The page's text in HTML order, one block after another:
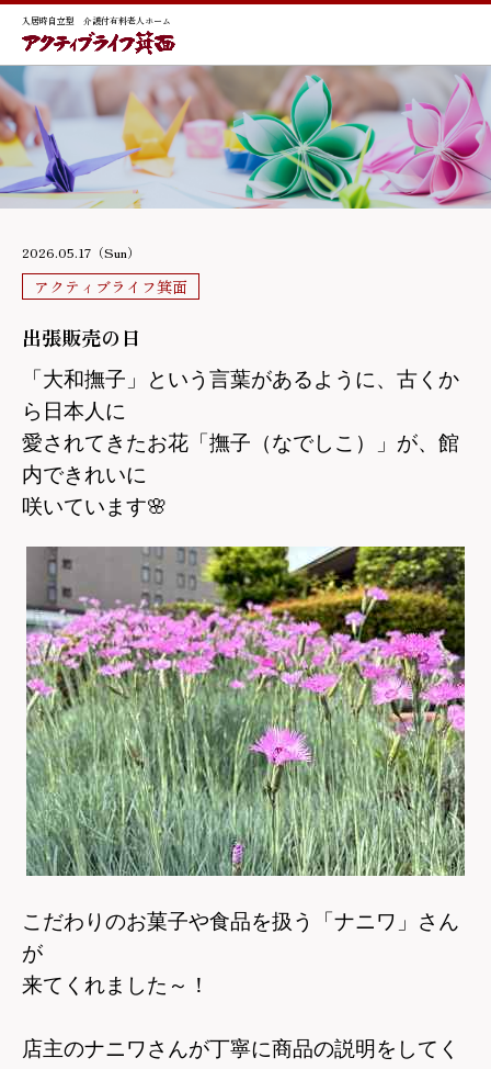
入居時自立型 介護付有料老人ホーム
2026.05.17（Sun）
アクティブライフ箕面
出張販売の日
「大和撫子」という言葉があるように、古くか
ら日本人に
愛されてきたお花「撫子（なでしこ）」が、館
内できれいに
咲いています🌸
こだわりのお菓子や食品を扱う「ナニワ」さん
が
来てくれました～！
店主のナニワさんが丁寧に商品の説明をしてく